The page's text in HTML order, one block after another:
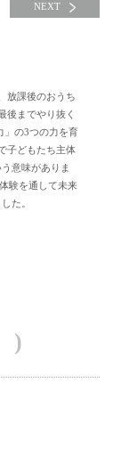
NEXT
放課後のおうち
後までやり抜く
」の3つの力を育
子どもたち主体
意味がありま
験を通して未来
た。